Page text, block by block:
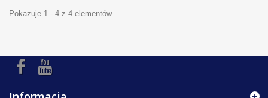
Pokazuje 1 - 4 z 4 elementów